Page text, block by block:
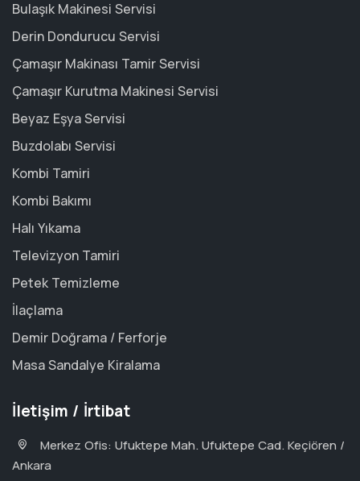
Bulaşık Makinesi Servisi
Derin Dondurucu Servisi
Çamaşır Makinası Tamir Servisi
Çamaşır Kurutma Makinesi Servisi
Beyaz Eşya Servisi
Buzdolabı Servisi
Kombi Tamiri
Kombi Bakımı
Halı Yıkama
Televizyon Tamiri
Petek Temizleme
İlaçlama
Demir Doğrama / Ferforje
Masa Sandalye Kiralama
İletişim / İrtibat
Merkez Ofis: Ufuktepe Mah. Ufuktepe Cad. Keçiören /
Ankara